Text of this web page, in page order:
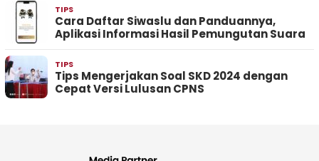
TIPS
Cara Daftar Siwaslu dan Panduannya,
Aplikasi Informasi Hasil Pemungutan Suara
TIPS
Tips Mengerjakan Soal SKD 2024 dengan
Cepat Versi Lulusan CPNS